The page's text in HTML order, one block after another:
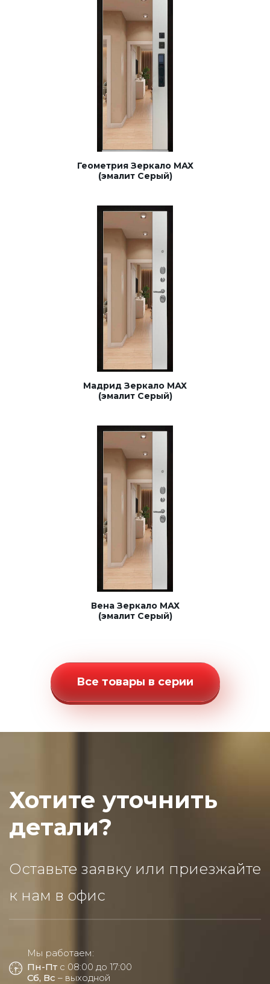
Геометрия Зеркало МАХ
(эмалит Серый)
Мадрид Зеркало МАХ
(эмалит Серый)
Вена Зеркало МАХ
(эмалит Серый)
Все товары в серии
Хотите уточнить
детали?
Оставьте заявку или приезжайте
к нам в офис
Мы работаем:
Пн-Пт с 08:00 до 17:00
Сб, Вс – выходной